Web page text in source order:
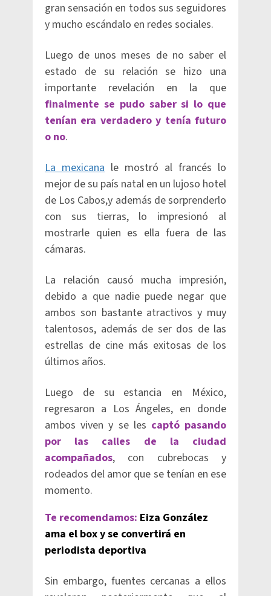
gran sensación en todos sus seguidores
y mucho escándalo en redes sociales.
Luego de unos meses de no saber el
estado de su relación se hizo una
importante revelación en la que
finalmente se pudo saber si lo que
tenían era verdadero y tenía futuro
o no.
La mexicana le mostró al francés lo
mejor de su país natal en un lujoso hotel
de Los Cabos,y además de sorprenderlo
con sus tierras, lo impresionó al
mostrarle quien es ella fuera de las
cámaras.
La relación causó mucha impresión,
debido a que nadie puede negar que
ambos son bastante atractivos y muy
talentosos, además de ser dos de las
estrellas de cine más exitosas de los
últimos años.
Luego de su estancia en México,
regresaron a Los Ángeles, en donde
ambos viven y se les captó pasando
por las calles de la ciudad
acompañados, con cubrebocas y
rodeados del amor que se tenían en ese
momento.
Te recomendamos: Eiza González
ama el box y se convertirá en
periodista deportiva
Sin embargo, fuentes cercanas a ellos